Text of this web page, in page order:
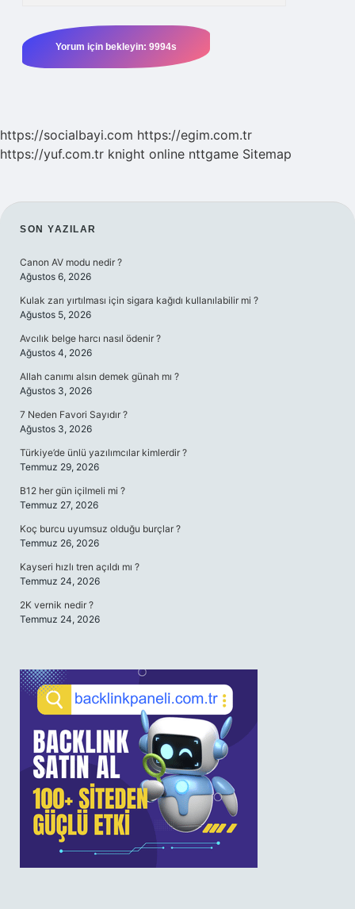
https://socialbayi.com https://egim.com.tr
https://yuf.com.tr knight online nttgame Sitemap
SIDEBAR
SON YAZILAR
Canon AV modu nedir ?
Ağustos 6, 2026
Kulak zarı yırtılması için sigara kağıdı kullanılabilir mi ?
Ağustos 5, 2026
Avcılık belge harcı nasıl ödenir ?
Ağustos 4, 2026
Allah canımı alsın demek günah mı ?
Ağustos 3, 2026
7 Neden Favori Sayıdır ?
Ağustos 3, 2026
Türkiye’de ünlü yazılımcılar kimlerdir ?
Temmuz 29, 2026
B12 her gün içilmeli mi ?
Temmuz 27, 2026
Koç burcu uyumsuz olduğu burçlar ?
Temmuz 26, 2026
Kayseri hızlı tren açıldı mı ?
Temmuz 24, 2026
2K vernik nedir ?
Temmuz 24, 2026